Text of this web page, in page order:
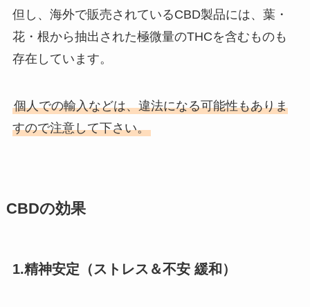
但し、海外で販売されているCBD製品には、葉・
花・根から抽出された極微量のTHCを含むものも
存在しています。
個人での輸入などは、違法になる可能性もありま
すので注意して下さい。
CBDの効果
1.精神安定（ストレス＆不安 緩和）